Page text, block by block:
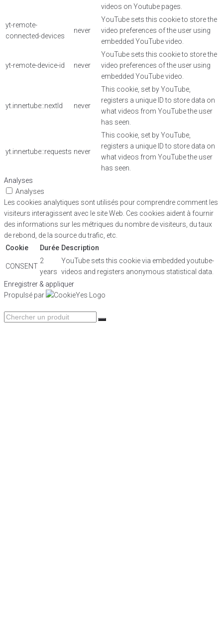
videos on Youtube pages.
yt-remote-
connected-devices
never
YouTube sets this cookie to store the
video preferences of the user using
embedded YouTube video.
yt-remote-device-id never
YouTube sets this cookie to store the
video preferences of the user using
embedded YouTube video.
yt.innertube::nextId never
This cookie, set by YouTube,
registers a unique ID to store data on
what videos from YouTube the user
has seen.
yt.innertube::requests never
This cookie, set by YouTube,
registers a unique ID to store data on
what videos from YouTube the user
has seen.
Analyses
Analyses
Les cookies analytiques sont utilisés pour comprendre comment les
visiteurs interagissent avec le site Web. Ces cookies aident à fournir
des informations sur les métriques du nombre de visiteurs, du taux
de rebond, de la source du trafic, etc.
Cookie
Durée Description
CONSENT
2
years
YouTube sets this cookie via embedded youtube-
videos and registers anonymous statistical data.
Enregistrer & appliquer
Propulsé par